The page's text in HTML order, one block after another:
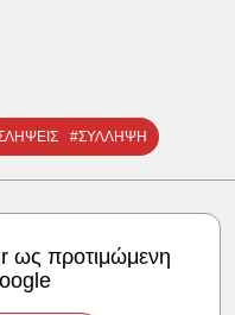
#ΣΥΛΛΗΨΗ
ως προτιμώμενη